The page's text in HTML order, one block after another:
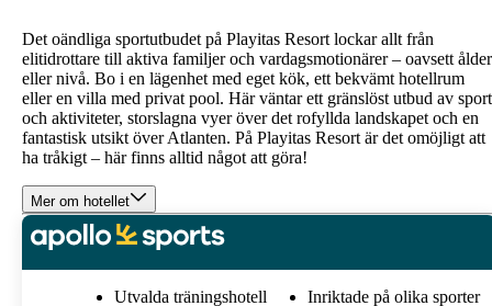
Det oändliga sportutbudet på Playitas Resort lockar allt från
elitidrottare till aktiva familjer och vardagsmotionärer – oavsett ålder
eller nivå. Bo i en lägenhet med eget kök, ett bekvämt hotellrum
eller en villa med privat pool. Här väntar ett gränslöst utbud av sport
och aktiviteter, storslagna vyer över det rofyllda landskapet och en
fantastisk utsikt över Atlanten. På Playitas Resort är det omöjligt att
ha tråkigt – här finns alltid något att göra!
Mer om hotellet
Utvalda träningshotell
Inriktade på olika sporter